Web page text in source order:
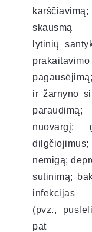
skausmą
lytinių
prakaitavimo
ir žarnyno
paraudimą;
nuovargį;
dilgčiojimus;
nemigą;
sutinimą;
infekcijas
(pvz.,
pat